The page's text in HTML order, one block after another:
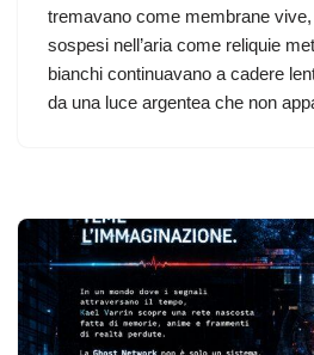
tremavano come membrane
sospesi nell’aria come reliquie
bianchi continuavano a cadere
da una luce argentea che non